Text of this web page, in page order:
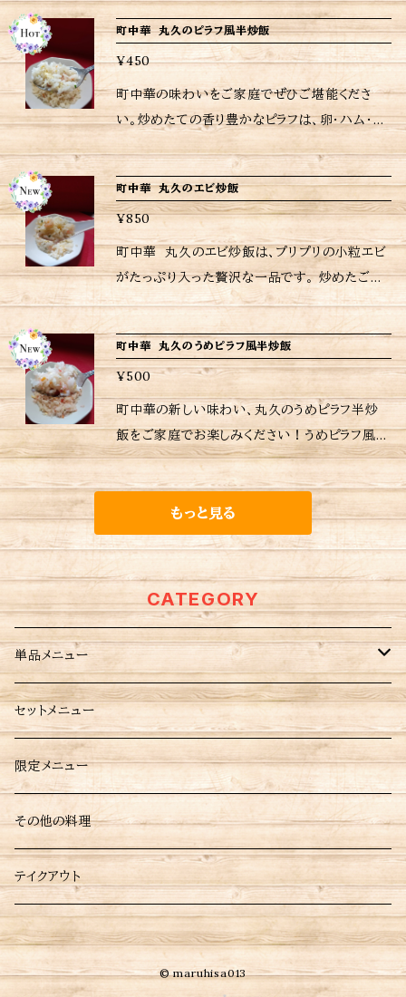
落とし蓋〛 電子レンジ使用で焼売•肉まんなどの
蒸し料理にも (フライパンの場合)
１．フライパンにメスティン用網を置いてお水３０
０ccを入れ、フタを閉め強火で沸騰させます。
(直径２０cm以上のフライパン使用) ２．沸騰した
らフタを開け、弱火にしてメスティン用網の上、均
等に冷凍の焼売を並べ再びフタを閉め中火で
(目安)約１０〜１１分蒸していきます。 〚DAISO
製品 メスティン用網(アウトドア用品)蒸し料理や
燻製ができる〛 ※当店に使われているパック等
は耐熱用では無いので温めの際は別皿に移して
加熱してください。 ※当店おすすめの焼き方、温
め方は商品に同包致します。 ※保存方法、食材
アレルギーなどの詳細はラベルをご確認くださ
い。 ※ご購入いただいた商品の重量に応じて送
料が異なりますので注意して下さい。
の場合) 1 お皿にシリコン落とし蓋を敷き少量の
お水を浸し、その上に冷凍の焼売を均等に載せ
ます。(直径１７cm以上のお皿で使用) [ポイン
ト]シリコンあく取り落とし蓋の浸したお水からは
み出すと固くなる場合があります。 2 (1)のお皿に
ラップをかけ、一ヶ所(爪楊枝等で)穴をあけて(目
安500W ４〜５分程度)レンジでチンします。 3
電子レンジの加熱が終わったらラップを外して完
成です。 〚DAISO製品 シリコンあく取り落とし
蓋〛 電子レンジ使用で焼売•肉まんなどの蒸し
料理にも (フライパンの場合) １．フラ
イパンにメスティン用網を置いてお水３００ccを
入れ、フタを閉め強火で沸騰させます。 (直径２
０cm以上のフライパン使用) ２．沸騰したらフタ
を開け、弱火にしてメスティン用網の上、均等に
冷凍の焼売を並べ再びフタを閉め中火で(目安)
約１０〜１１分蒸していきます。 〚DAISO製品 メ
スティン用網(アウトドア用品)蒸し料理や燻製が
できる〛 ※当店に使われているパック等は耐熱
用では無いので温めの際は別皿に移して加熱し
てください。 ※当店おすすめの焼き方、温め方は
商品に同包致します。 ※保存方法、食材アレル
ギーなどの詳細はラベルをご確認ください。 ※ご
購入いただいた商品の重量に応じて送料が異な
りますので注意して下さい。
材アレルギーなどの詳細はラベルをご確認くださ
い。 ※ ご購入いただいた商品の重量に応じて
送料が異なりますので注意して下さい。
レビューお願いいたします 当店は、注文受けて
から調理してるため日時指定がなければ注文受
付日から6〜7日後の配送となりますが予めご了
承ください。 ※当店に使われているパック等は
耐熱用では無いので温めの際は別皿に移して加
熱してください。 ※当店おすすめの焼き方、温め
方は商品に同包致します。 ※保存方法、食材ア
レルギーなどの詳細はラベルをご確認ください。
※ ご購入いただいた商品の重量に応じて送料
が異なりますので注意して下さい。
群。しっかりとした食感の餃子は、家族や友人と
の楽しい集まりにもぴったりです。ぜひ一度お試
しください。 調理方法はいたって簡単、フライパ
ンに油と水を入れて焼くだけで大丈夫。 お召し
上がりの際は十分に加熱してお楽しみください。
<ご購入されたお客さまへ> 励みにもなります
し、今後の購入判断にもなりますので是非ともレ
ビューお願いいたします 当店は、注文受けてか
ら調理してるため日時指定がなければ注文受付
日から４〜５日後の配送となりますが予めご了承
ください。 <焼き方> 1.フライパンを強火に、大さ
じ1杯の油を入れ、よくなじませます。 2.フライ
パンが熱くなったら一旦火を消し、餃子と餃子を
等間隔にあけて並べます。 3.再び火をつけて
(強火)約100ccの多めの熱湯を注ぎ、手早くフタ
を閉めます。 4.水気がなくなるまで一気に蒸し
焼きにします。(強火で蒸し焼き目安3〜4分) 5.
水気がなくなり、パチパチと音がしたらフタを開
け、大さじ1杯の油を入れ(弱火仕上げ焼き目安
7〜8分)焼き目をお好みでつけください。 ※当店
おすすめの焼き方、温め方は商品に同包致しま
す。 ※保存方法、食材アレルギーな
どの詳細はラベルをご確認ください。 ※ ご購入
いただいた商品の重量に応じて送料が異なりま
すので注意して下さい。
町中華 丸久のピラフ風半炒飯
¥450
町中華の味わいをご家庭でぜひご堪能くださ
い。炒めたての香り豊かなピラフは、卵・ハム・人
参・ピーマン・の至ってシンプルな具材。一口食
べるだけで心もお腹も満たされます。お店にいる
かのような至福のひとときをお楽しみいただけま
す。 こちらは順次、大盛・特盛が登場予定。 冷凍
から直接フライパンや電子レンジで加熱するだけ
の簡単調理。 <内容量> ピラフ炒飯 180g 温め
かた ピラフ炒飯をお皿に平らに盛り、ラップをか
け電子レンジで目安500w3分30秒〜4分加熱し
てください。 [ポイント]ラップをかけたら爪楊枝
等で１ヶ所穴を開ける。 <ご購入されたお客さま
へ> 励みにもなりますし、今後の購入判断にもな
りますので是非ともレビューお願いいたします 当
店は、注文受けてから調理してるため日時指定
がなければ注文受付日から6〜７日後の配送と
れているパック等は耐熱用では無いので温めの
際は別皿に移して加熱してください。 ※当店お
すすめの焼き方、温め方は商品に同包致します。
※保存方法、食材アレルギーなどの詳細はラベル
をご確認ください。 ※ ご購入いただいた商品の
重量に応じて送料が異なりますので注意して下
さい。
町中華 丸久のエビ炒飯
¥850
町中華 丸久のエビ炒飯は、プリプリの小粒エビ
がたっぷり入った贅沢な一品です。 炒めたご飯
と香り高いエビが絶妙に絡まり合い、一度食べた
らやみつきになること間違いなし 。忙しい日々の
中で、一口食べれば幸せなひとときが訪れること
でしょう。是非、特別な食体験をお楽しみくださ
い。こちらの大盛・特盛は対象外になりますので
予めご了承ください。 <内容量> エビ炒飯 280
g 温めかた エビ炒飯をお皿に平らに盛り、ラッ
プをかけ電子レンジで目安500W ３〜4分 [ポイ
ける <ご購入されたお客さまへ> 励みにもなりま
すし、今後の購入判断にもなりますので是非とも
レビューお願いいたします 当店は、注文受けて
から調理してるため日時指定がなければ注文受
付日から6〜７日後の配送となりますが予めご了
耐熱用では無いので温めの際は別皿に移して加
熱してください。 ※当店おすすめの焼き方、温め
方は商品に同包致します。 ※保存方法、食材ア
レルギーなどの詳細はラベルをご確認ください。
※ ご購入いただいた商品の重量に応じて送料
が異なりますので注意して下さい。
町中華 丸久のうめピラフ風半炒飯
¥500
町中華の新しい味わい、丸久のうめピラフ半炒
飯をご家庭でお楽しみください！うめピラフ風の
炒飯は、さっぱりとした梅の風味がふんだんに広
がり、一口で心もお腹も満たされる逸品です。シ
ンプルながらも深い味わいを実現したこの商品
は、お店の味をそのままに、あなたの食卓に届け
ます。 冷凍のままフライパンや電子レンジで簡単
に調理できるため、忙しい日常の中でも手軽に
美味しいピラフ風炒飯を楽しめるのが嬉しいです
ね。 <内容量> うめピラフ半炒飯 180g <ご購入
されたお客さまへ> 励みにもなりますし、今後の
購入判断にもなりますので是非ともレビューお願
いいたします。 当店は、注文を受けてから調理し
ているため、日時指定がなければ注文受付日か
ら6〜7日後の配送となりますが、予めご了承くだ
さい。 ※当店に使われているパック等は耐熱用
ではないので、温めの際は別皿に移して加熱して
ください。 ※当店おすすめの焼き方、温め方は
商品に同包致します。 ※保存方法、食材アレル
ギーなどの詳細はラベルをご確認ください。 ※ご
購入いただいた商品の重量に応じて送料が異な
りますので注意してください。
もっと見る
CATEGORY
単品メニュー
点心
餃子
厚皮餃子
焼売
炒め料理
チャーハン
青椒肉絲
ニラレバ
餡掛け料理
中華あんかけ
豚肉団子の甘酢あん
鶏肉団子の甘酢あん
揚げ物料理
若鶏の唐揚げ
セットメニュー
限定メニュー
その他の料理
テイクアウト
© maruhisa013